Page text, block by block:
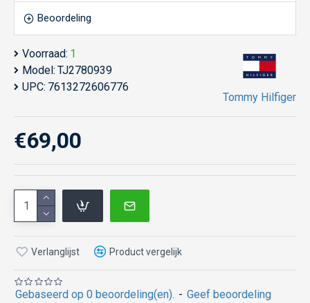
Beoordeling
Voorraad: 1
Model: TJ2780939
UPC: 7613272606776
Tommy Hilfiger
Gebaseerd op 0 beoordeling(en). - Geef beoordeling
€69,00
Verlanglijst Product vergelijk